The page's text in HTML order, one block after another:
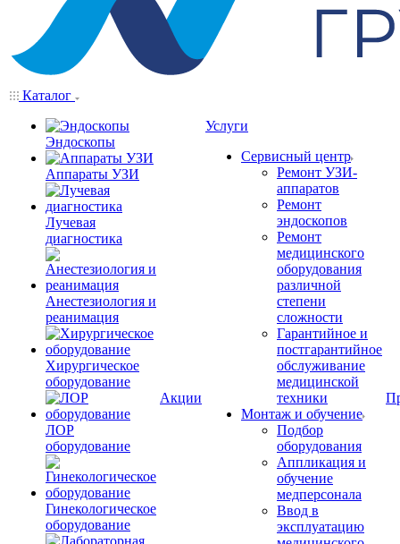
Каталог
Эндоскопы
Аппараты УЗИ
Лучевая
диагностика
Анестезиология и
реанимация
Хирургическое
оборудование
ЛОР
оборудование
Гинекологическое
оборудование
Акции
Услуги
Сервисный центр
Ремонт УЗИ-
аппаратов
Ремонт
эндоскопов
Ремонт
медицинского
оборудования
различной
степени
сложности
Гарантийное и
постгарантийное
обслуживание
медицинской
техники
Монтаж и обучение
Подбор
оборудования
Аппликация и
обучение
медперсонала
Ввод в
эксплуатацию